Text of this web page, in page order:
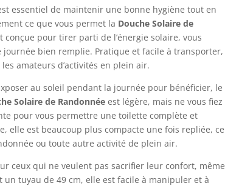
essentiel de maintenir une bonne hygiène tout en
ce que vous permet la Douche Solaire de
pour tirer parti de l’énergie solaire, vous
bien remplie. Pratique et facile à transporter,
amateurs d’activités en plein air.
au soleil pendant la journée pour bénéficier, le
Solaire de Randonnée est légère, mais ne vous fiez
pour vous permettre une toilette complète et
elle est beaucoup plus compacte une fois repliée, ce
ou toute autre activité de plein air.
ceux qui ne veulent pas sacrifier leur confort, même
tuyau de 49 cm, elle est facile à manipuler et à